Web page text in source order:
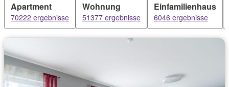
Apartment
70222 ergebnisse
Wohnung
51377 ergebnisse
Einfamilienhaus
6046 ergebnisse